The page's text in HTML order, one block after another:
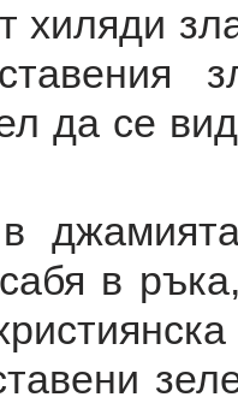
хиляди
да се
в